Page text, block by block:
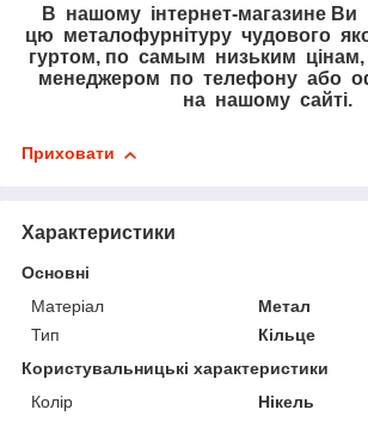
В нашому інтернет-магазине Ви
цю металофурнітуру чудового
гуртом, по самым низьким цінам,
менеджером по телефону або
на нашому сайті.
Приховати
Характеристики
Основні
Матеріал
Метал
Тип
Кільце
Користувальницькі характеристики
Колір
Нікель